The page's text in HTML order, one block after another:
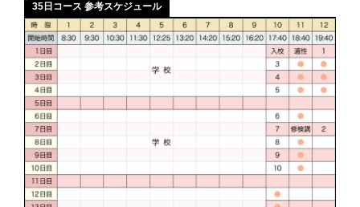
35日コース 参考スケジュール